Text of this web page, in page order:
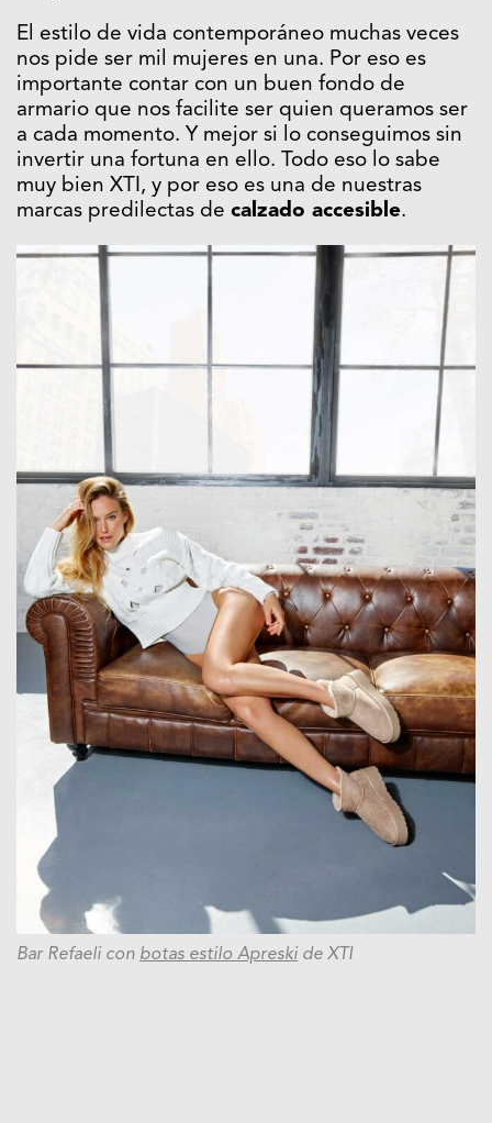
El estilo de vida contemporáneo muchas veces
nos pide ser mil mujeres en una. Por eso es
importante contar con un buen fondo de
armario que nos facilite ser quien queramos ser
a cada momento. Y mejor si lo conseguimos sin
invertir una fortuna en ello. Todo eso lo sabe
muy bien XTI, y por eso es una de nuestras
marcas predilectas de calzado accesible.
Bar Refaeli con botas estilo Apreski de XTI